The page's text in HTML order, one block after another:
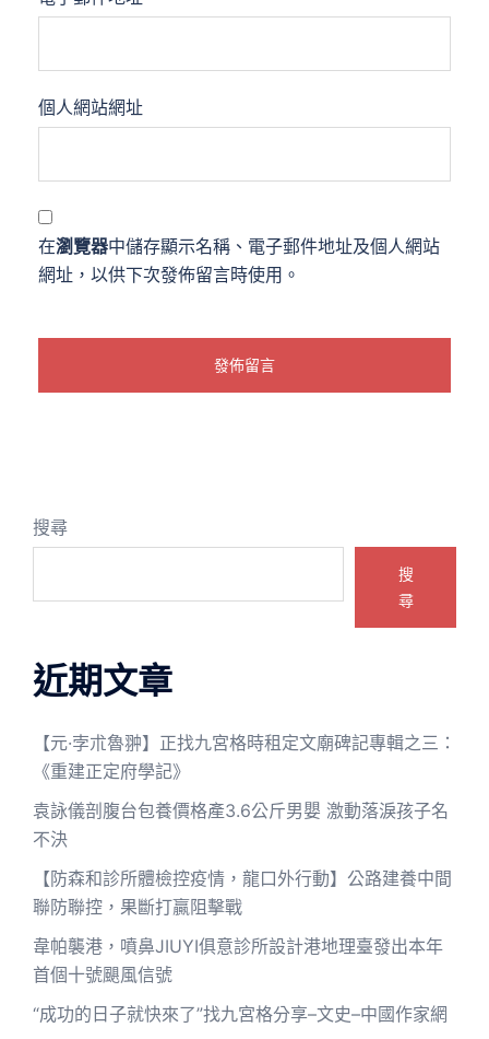
個人網站網址
在瀏覽器中儲存顯示名稱、電子郵件地址及個人網站
網址，以供下次發佈留言時使用。
搜尋
搜
尋
近期文章
【元·孛朮魯翀】正找九宮格時租定文廟碑記專輯之三：
《重建正定府學記》
袁詠儀剖腹台包養價格產3.6公斤男嬰 激動落淚孩子名
不決
【防森和診所體檢控疫情，龍口外行動】公路建養中間
聯防聯控，果斷打贏阻擊戰
韋帕襲港，噴鼻JIUYI俱意診所設計港地理臺發出本年
首個十號颶風信號
“成功的日子就快來了”找九宮格分享–文史–中國作家網